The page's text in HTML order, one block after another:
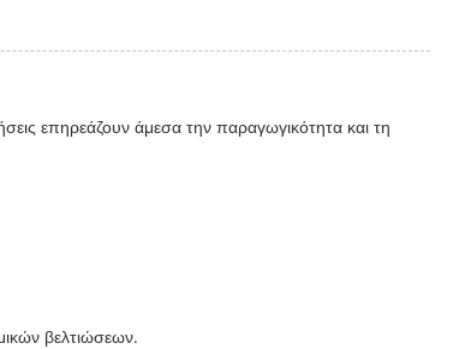
επηρεάζουν άμεσα την παραγωγικότητα και τη
βελτιώσεων.